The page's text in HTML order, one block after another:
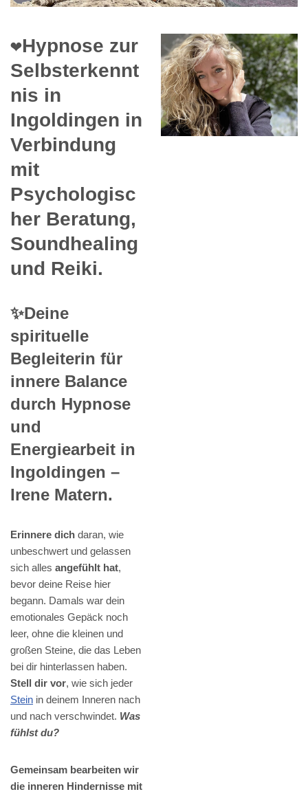
❤️Hypnose zur
Selbsterkennt
nis in
Ingoldingen in
Verbindung
mit
Psychologisc
her Beratung,
Soundhealing
und Reiki.
✨Deine
spirituelle
Begleiterin für
innere Balance
durch Hypnose
und
Energiearbeit in
Ingoldingen –
Irene Matern.
Erinnere dich daran, wie
unbeschwert und gelassen
sich alles angefühlt hat,
bevor deine Reise hier
begann. Damals war dein
emotionales Gepäck noch
leer, ohne die kleinen und
großen Steine, die das Leben
bei dir hinterlassen haben.
Stell dir vor, wie sich jeder
Stein in deinem Inneren nach
und nach verschwindet. Was
fühlst du?
Gemeinsam bearbeiten wir
die inneren Hindernisse mit